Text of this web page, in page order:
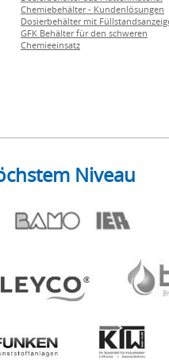
Chemiebehälter - Kundenlösungen
Dosierbehälter mit
GFK Behälter für den schweren
Chemieeinsatz
Niveau